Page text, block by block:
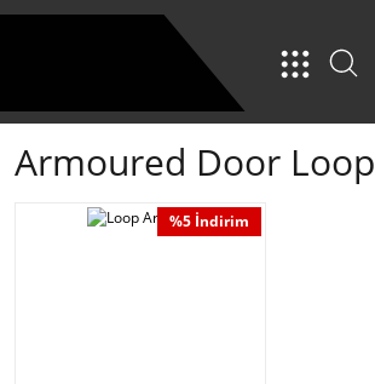
Armoured Door Loop
%5 İndirim